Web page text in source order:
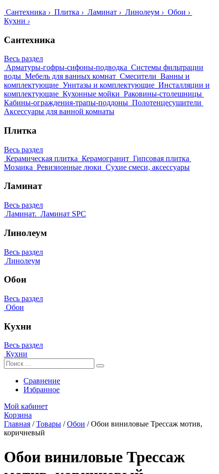
Сантехника › Плитка › Ламинат › Линолеум › Обои ›
Кухни ›
Сантехника
Весь раздел
Арматуры-гофры-сифоны-подводка Системы фильтрации
воды Мебель для ванных комнат Смесители Ванны и
комплектующие Унитазы и комплектующие Инсталляции и
комплектующие Кухонные мойки Раковины-столешницы
Кабины-ограждения-трапы-поддоны Полотенцесушители
Аксессуары для ванной комнаты
Плитка
Весь раздел
Керамическая плитка Керамогранит Гипсовая плитка
Мозаика Ревизионные люки Сухие смеси, аксессуары
Ламинат
Весь раздел
Ламинат. Ламинат SPC
Линолеум
Весь раздел
Линолеум
Обои
Весь раздел
Обои
Кухни
Весь раздел
Кухни
Сравнение
Избранное
Мой кабинет
Корзина
Главная /Товары /Обои /Обои виниловые Трессаж мотив,
коричневый
Обои виниловые Трессаж